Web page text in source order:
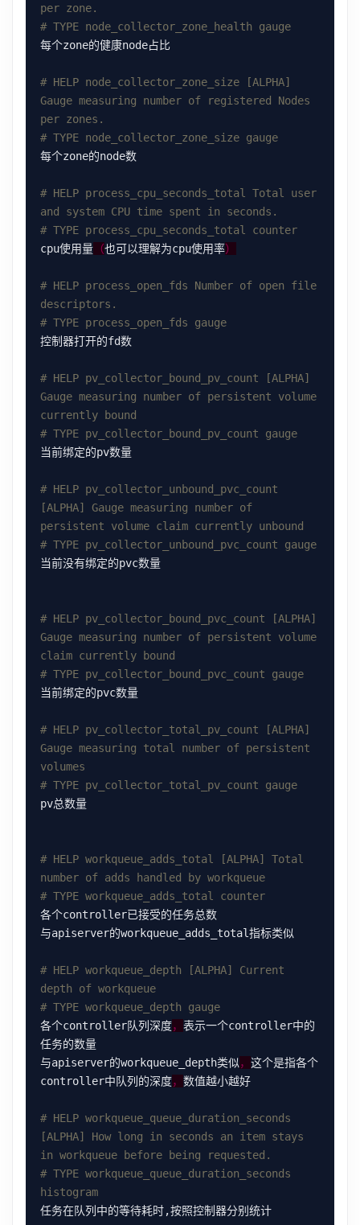
per zone.
# TYPE node_collector_zone_health gauge
# HELP node_collector_zone_size [ALPHA]
Gauge measuring number of registered Nodes
per zones.
# TYPE node_collector_zone_size gauge
# HELP process_cpu_seconds_total Total user
and system CPU time spent in seconds.
# TYPE process_cpu_seconds_total counter
cpu使用量 （也可以理解为cpu使用率）
# HELP process_open_fds Number of open file
descriptors.
# TYPE process_open_fds gauge
# HELP pv_collector_bound_pv_count [ALPHA]
Gauge measuring number of persistent volume
currently bound
# TYPE pv_collector_bound_pv_count gauge
# HELP pv_collector_unbound_pvc_count
[ALPHA] Gauge measuring number of
persistent volume claim currently unbound
# TYPE pv_collector_unbound_pvc_count gauge
# HELP pv_collector_bound_pvc_count [ALPHA]
Gauge measuring number of persistent volume
claim currently bound
# TYPE pv_collector_bound_pvc_count gauge
# HELP pv_collector_total_pv_count [ALPHA]
Gauge measuring total number of persistent
volumes
# TYPE pv_collector_total_pv_count gauge
# HELP workqueue_adds_total [ALPHA] Total
number of adds handled by workqueue
# TYPE workqueue_adds_total counter
# HELP workqueue_depth [ALPHA] Current
depth of workqueue
# TYPE workqueue_depth gauge
各个controller队列深度， 表示一个controller中的
与apiserver的workqueue_depth类似， 这个是指各个
controller中队列的深度，
# HELP workqueue_queue_duration_seconds
[ALPHA] How long in seconds an item stays
in workqueue before being requested.
# TYPE workqueue_queue_duration_seconds
histogram